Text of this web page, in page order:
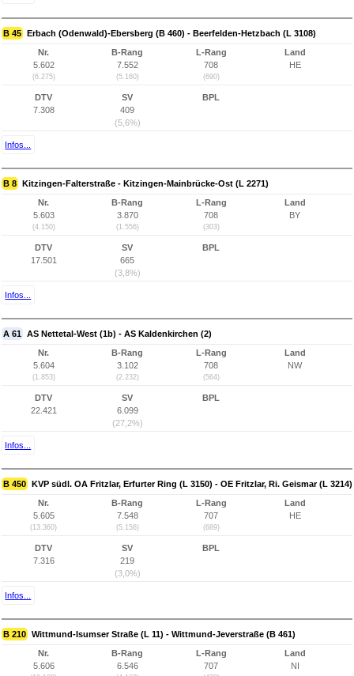
B 45 Erbach (Odenwald)-Ebersberg (B 460) - Beerfelden-Hetzbach (L 3108)
Nr.
5.602
(6.275)
B-Rang
7.552
(5.160)
L-Rang
708
(690)
Land
HE
DTV
7.308
SV
409
(5,6%)
BPL
Infos...
B 8 Kitzingen-Falterstraße - Kitzingen-Mainbrücke-Ost (L 2271)
Nr.
5.603
(4.150)
B-Rang
3.870
(1.556)
L-Rang
708
(303)
Land
BY
DTV
17.501
SV
665
(3,8%)
BPL
Infos...
A 61 AS Nettetal-West (1b) - AS Kaldenkirchen (2)
Nr.
5.604
(1.853)
B-Rang
3.102
(2.232)
L-Rang
708
(564)
Land
NW
DTV
22.421
SV
6.099
(27,2%)
BPL
Infos...
B 450 KVP südl. OA Fritzlar, Erfurter Ring (L 3150) - OE Fritzlar, Ri. Geismar (L 3214)
Nr.
5.605
(13.360)
B-Rang
7.548
(5.156)
L-Rang
707
(689)
Land
HE
DTV
7.316
SV
219
(3,0%)
BPL
Infos...
B 210 Wittmund-Isumser Straße (L 11) - Wittmund-Jeverstraße (B 461)
Nr.
5.606
B-Rang
6.546
L-Rang
707
Land
NI